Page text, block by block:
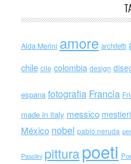
Alda Merini amore architetti
chile cile colombia design
espana fotografia Francia
made in italy messico
México nobel pablo neruda
Pasolini pitturapoeti